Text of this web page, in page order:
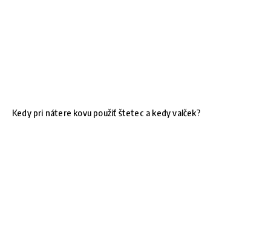
Kedy pri nátere kovu použiť štetec a kedy valček?